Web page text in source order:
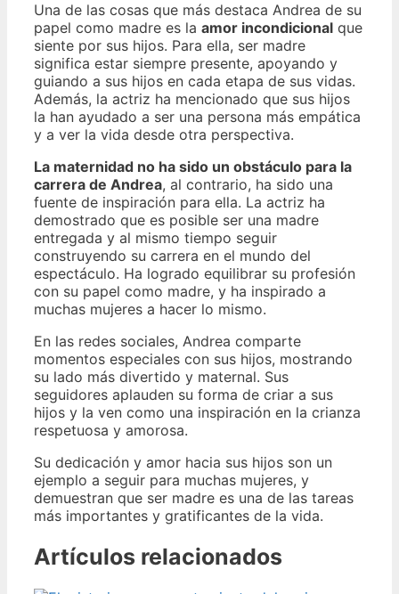
Una de las cosas que más destaca Andrea de su
papel como madre es la amor incondicional que
siente por sus hijos. Para ella, ser madre
significa estar siempre presente, apoyando y
guiando a sus hijos en cada etapa de sus vidas.
Además, la actriz ha mencionado que sus hijos
la han ayudado a ser una persona más empática
y a ver la vida desde otra perspectiva.
La maternidad no ha sido un obstáculo para la
carrera de Andrea, al contrario, ha sido una
fuente de inspiración para ella. La actriz ha
demostrado que es posible ser una madre
entregada y al mismo tiempo seguir
construyendo su carrera en el mundo del
espectáculo. Ha logrado equilibrar su profesión
con su papel como madre, y ha inspirado a
muchas mujeres a hacer lo mismo.
En las redes sociales, Andrea comparte
momentos especiales con sus hijos, mostrando
su lado más divertido y maternal. Sus
seguidores aplauden su forma de criar a sus
hijos y la ven como una inspiración en la crianza
respetuosa y amorosa.
Su dedicación y amor hacia sus hijos son un
ejemplo a seguir para muchas mujeres, y
demuestran que ser madre es una de las tareas
más importantes y gratificantes de la vida.
Artículos relacionados